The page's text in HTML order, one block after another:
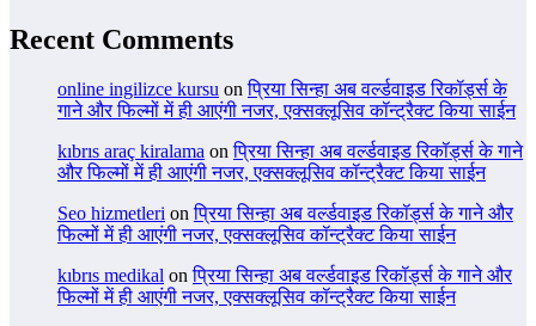
Recent Comments
online ingilizce kursu onप्रिया सिन्हा अब वर्ल्डवाइड रिकॉर्ड्स के
गाने और फिल्मों में ही आएंगी नजर, एक्सक्लूसिव कॉन्ट्रैक्ट किया साईन
kıbrıs araç kiralama onप्रिया सिन्हा अब वर्ल्डवाइड रिकॉर्ड्स के गाने
और फिल्मों में ही आएंगी नजर, एक्सक्लूसिव कॉन्ट्रैक्ट किया साईन
Seo hizmetleri onप्रिया सिन्हा अब वर्ल्डवाइड रिकॉर्ड्स के गाने और
फिल्मों में ही आएंगी नजर, एक्सक्लूसिव कॉन्ट्रैक्ट किया साईन
kıbrıs medikal onप्रिया सिन्हा अब वर्ल्डवाइड रिकॉर्ड्स के गाने और
फिल्मों में ही आएंगी नजर, एक्सक्लूसिव कॉन्ट्रैक्ट किया साईन